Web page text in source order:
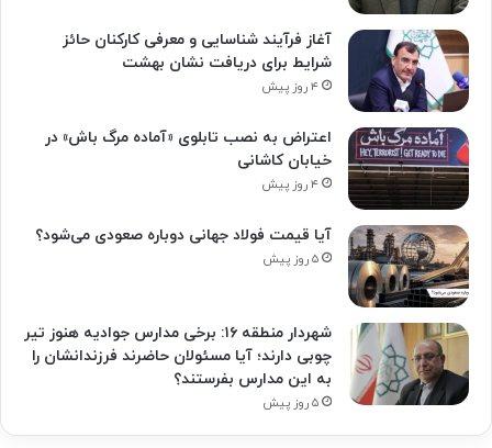
آغاز فرآیند شناسایی و معرفی کارکنان حائز
شرایط برای دریافت نشان بهشت
۴ روز پیش
اعتراض به نصب تابلوی «آماده مرگ باش» در
خیابان کاشانی
۴ روز پیش
آیا قیمت فولاد جهانی دوباره صعودی می‌شود؟
۵ روز پیش
شهردار منطقه ۱۶: برخی مدارس جوادیه هنوز تیر
چوبی دارند؛ آیا مسئولان حاضرند فرزندانشان را
به این مدارس بفرستند؟
۵ روز پیش